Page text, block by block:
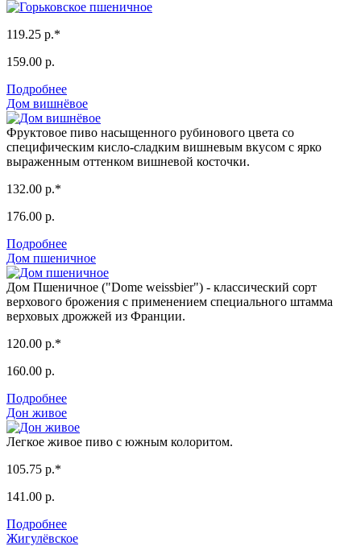
119.25 р.*
159.00 р.
Подробнее
Дом вишнёвое
Фруктовое пиво насыщенного рубинового цвета со
специфическим кисло-сладким вишневым вкусом с ярко
выраженным оттенком вишневой косточки.
132.00 р.*
176.00 р.
Подробнее
Дом пшеничное
Дом Пшеничное ("Dome weissbier") - классический сорт
верхового брожения с применением специального штамма
верховых дрожжей из Франции.
120.00 р.*
160.00 р.
Подробнее
Дон живое
Легкое живое пиво с южным колоритом.
105.75 р.*
141.00 р.
Подробнее
Жигулёвское